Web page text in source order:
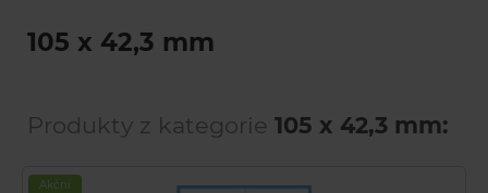
105 x 42,3 mm
Produkty z kategorie 105 x 42,3 mm:
Akční